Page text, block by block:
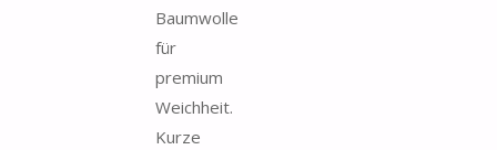
Baumwolle
für
premium
Weichheit.
Kurze